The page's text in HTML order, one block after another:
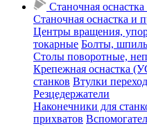
Станочная
Станочная оснастка и
Центры вращения,
токарные Болты,
Столы поворотные,
Крепежная оснастка
станков Втулки
Резцедержатели
Наконечники для
прихватов